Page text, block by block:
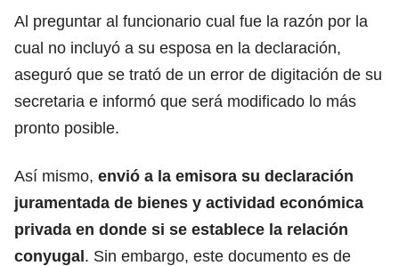
Al preguntar al funcionario cual fue la razón por la
cual no incluyó a su esposa en la declaración,
aseguró que se trató de un error de digitación de su
secretaria e informó que será modificado lo más
pronto posible.
Así mismo, envió a la emisora su declaración
juramentada de bienes y actividad económica
privada en donde si se establece la relación
conyugal. Sin embargo, este documento es de